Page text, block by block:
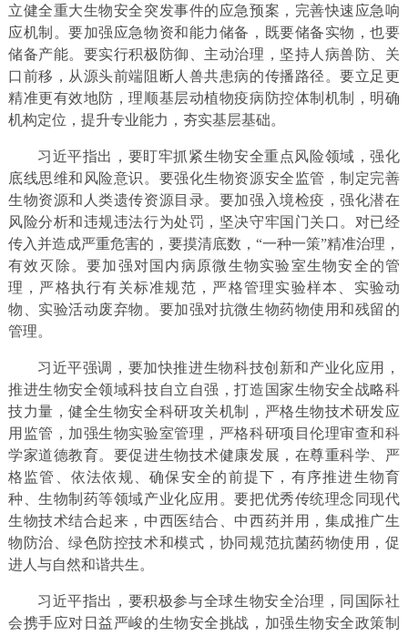
立健全重大生物安全突发事件的应急预案，完善快速应急响
应机制。要加强应急物资和能力储备，既要储备实物，也要
储备产能。要实行积极防御、主动治理，坚持人病兽防、关
口前移，从源头前端阻断人兽共患病的传播路径。要立足更
精准更有效地防，理顺基层动植物疫病防控体制机制，明确
机构定位，提升专业能力，夯实基层基础。
习近平指出，要盯牢抓紧生物安全重点风险领域，强化
底线思维和风险意识。要强化生物资源安全监管，制定完善
生物资源和人类遗传资源目录。要加强入境检疫，强化潜在
风险分析和违规违法行为处罚，坚决守牢国门关口。对已经
传入并造成严重危害的，要摸清底数，“一种一策”精准治理，
有效灭除。要加强对国内病原微生物实验室生物安全的管
理，严格执行有关标准规范，严格管理实验样本、实验动
物、实验活动废弃物。要加强对抗微生物药物使用和残留的
管理。
习近平强调，要加快推进生物科技创新和产业化应用，
推进生物安全领域科技自立自强，打造国家生物安全战略科
技力量，健全生物安全科研攻关机制，严格生物技术研发应
用监管，加强生物实验室管理，严格科研项目伦理审查和科
学家道德教育。要促进生物技术健康发展，在尊重科学、严
格监管、依法依规、确保安全的前提下，有序推进生物育
种、生物制药等领域产业化应用。要把优秀传统理念同现代
生物技术结合起来，中西医结合、中西药并用，集成推广生
物防治、绿色防控技术和模式，协同规范抗菌药物使用，促
进人与自然和谐共生。
习近平指出，要积极参与全球生物安全治理，同国际社
会携手应对日益严峻的生物安全挑战，加强生物安全政策制